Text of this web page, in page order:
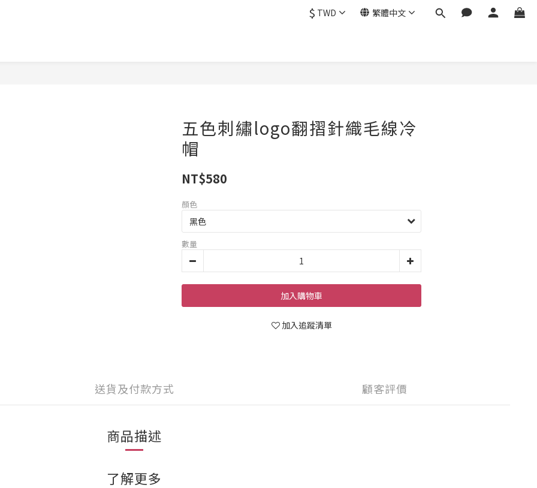
$ TWD 繁體中文
五色刺繡logo翻摺針織毛線冷
帽
NT$580
顏色
數量
加入購物車
加入追蹤清單
送貨及付款方式 顧客評價
商品描述
了解更多